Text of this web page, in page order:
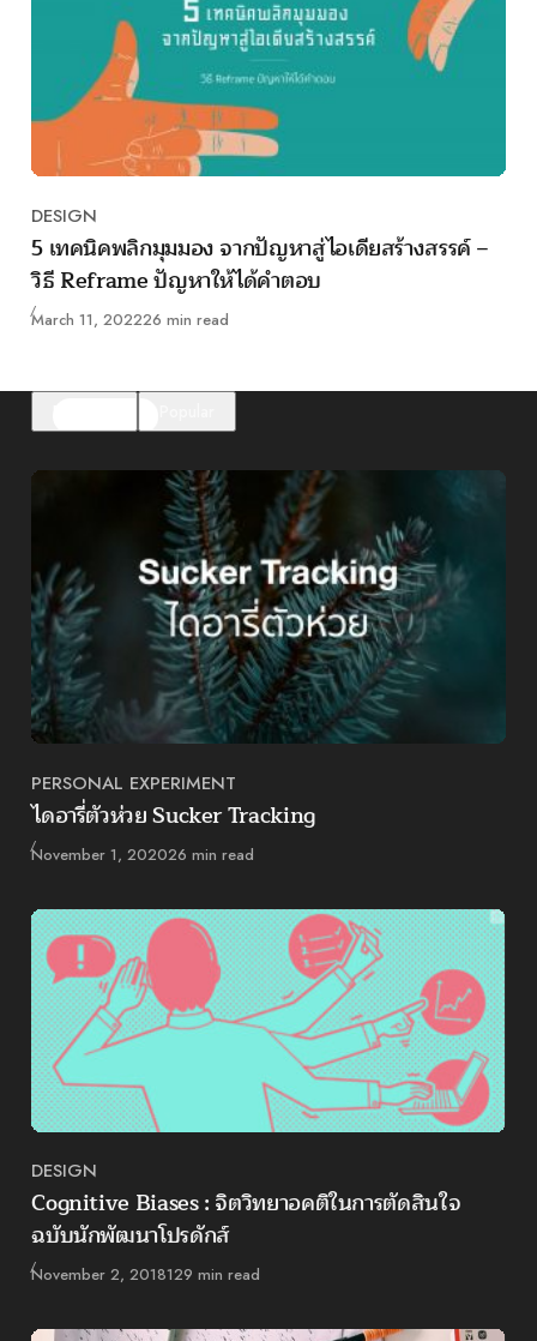
Category
DESIGN
5 เทคนิคพลิกมุมมอง จากปัญหาสู่ไอเดียสร้างสรรค์ –
วิธี Reframe ปัญหาให้ได้คำตอบ
Published
March 11, 202226 min read
Category
PERSONAL EXPERIMENT
ไดอารี่ตัวห่วย Sucker Tracking
Published
November 1, 202026 min read
Category
DESIGN
Cognitive Biases : จิตวิทยาอคติในการตัดสินใจ
ฉบับนักพัฒนาโปรดักส์
Published
November 2, 2018129 min read